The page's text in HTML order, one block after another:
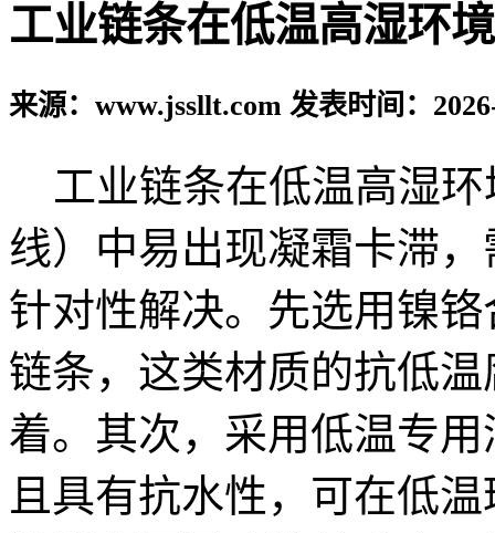
工业链条在低温高湿环
来源：www.jssllt.com 发表时间：
工业链条在低温高湿环
线）中易出现凝霜卡滞
针对性解决。先选用镍
链条，这类材质的抗低
着。其次，采用低温专
且具有抗水性，可在低